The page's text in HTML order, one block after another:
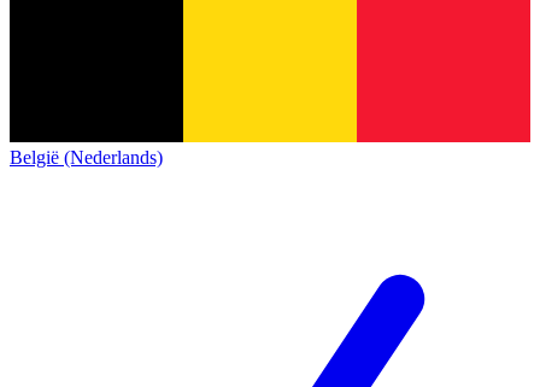
België (Nederlands)